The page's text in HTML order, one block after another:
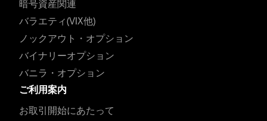
暗号資産関連
バラエティ(VIX他)
ノックアウト・オプション
バイナリーオプション
バニラ・オプション
ご利用案内
お取引開始にあたって